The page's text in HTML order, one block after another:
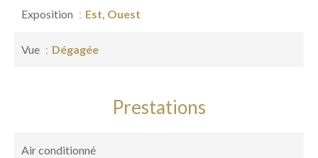
Exposition Est, Ouest
Vue Dégagée
Prestations
Air conditionné